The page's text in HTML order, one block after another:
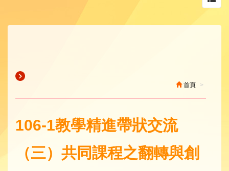
首頁
106-1教學精進帶狀交流
（三）共同課程之翻轉與創